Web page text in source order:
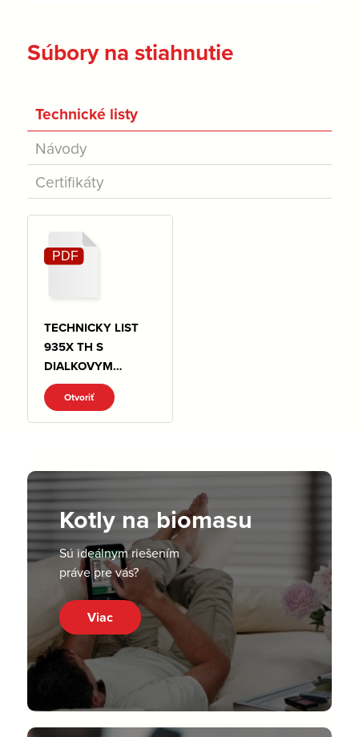
Súbory na stiahnutie
Technické listy
Návody
Certifikáty
TECHNICKY LIST
935X TH S
DIALKOVYM
NASTAVENIM.pdf
Otvoriť
Kotly na biomasu
Sú ideálnym riešením
práve pre vás?
Viac